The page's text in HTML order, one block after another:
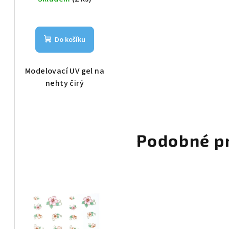
Do košíku
Modelovací UV gel na
nehty čirý
Podobné